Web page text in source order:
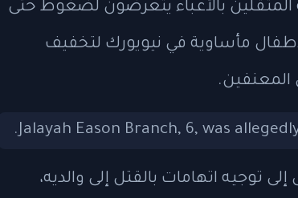
المثقلين بالأعباء يتعرضون لضغوط حتى
مأساوية في نيويورك لتخفيف
المعنفين.
تشرين الأول إلى توجيه اتهامات بالقتل إلى والديه،